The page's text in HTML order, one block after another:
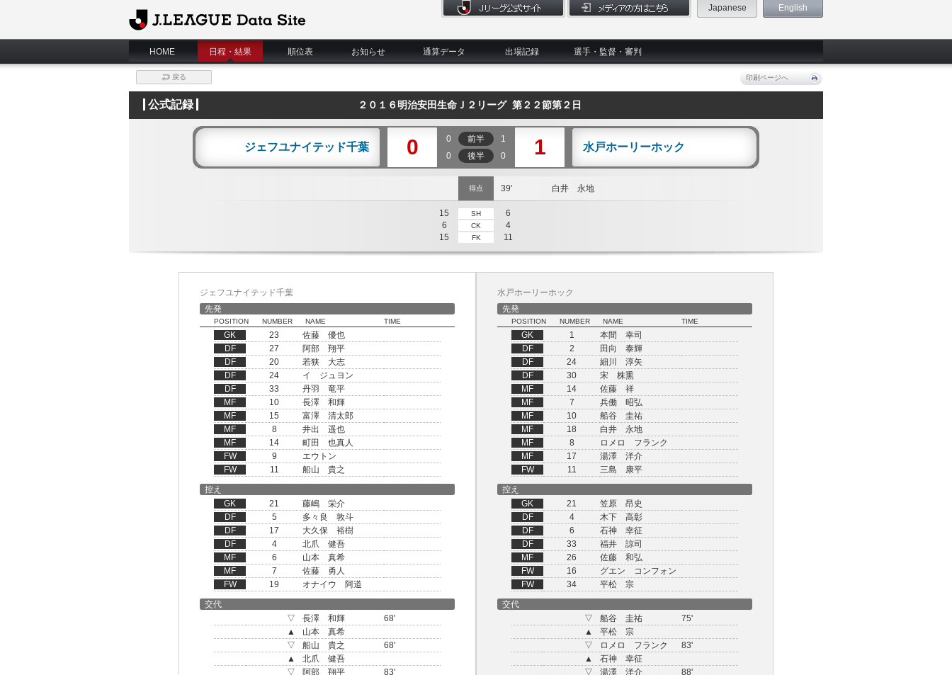
J.League Data Site
Japanese English
HOME 日程・結果 順位表 お知らせ 通算データ 出場記録 選手・監督・審判
戻る 印刷ページへ
公式記録 ２０１６明治安田生命Ｊ２リーグ 第２２節第２日
ジェフユナイテッド千葉 0 0 前半
1
0
後半 0 1 水戸ホーリーホック
得点 39' 白井 永地
15 SH
6
6
CK
4
15
FK 11
ジェフユナイテッド千葉
先発
POSITION NUMBER NAME TIME
GK 23
佐藤 優也
DF
27
阿部 翔平
DF
20
若狭 大志
DF
24
イ ジュヨン
DF
33
丹羽 竜平
MF
10
長澤 和輝
MF
15
富澤 清太郎
MF
8
井出 遥也
MF
14
町田 也真人
FW
9
エウトン
FW
11 船山 貴之
水戸ホーリーホック
先発
POSITION NUMBER NAME TIME
GK 1
本間 幸司
DF
2
田向 泰輝
DF
24
細川 淳矢
DF
30
宋 株熏
MF
14
佐藤 祥
MF
7
兵働 昭弘
MF
10
船谷 圭祐
MF
18
白井 永地
MF
8
ロメロ フランク
MF
17
湯澤 洋介
FW
11
三島 康平
控え
GK
21
藤嶋 栄介
DF
5
多々良 敦斗
DF
17
大久保 裕樹
DF
4
北爪 健吾
MF
6
山本 真希
MF
7
佐藤 勇人
FW
19 オナイウ 阿道
控え
GK
21
笠原 昂史
DF
4
木下 高彰
DF
6
石神 幸征
DF
33
福井 諒司
MF
26
佐藤 和弘
FW
16
グエン コンフォン
FW
34
平松 宗
交代
▽
長澤 和輝
68'
▲
山本 真希
▽
船山 貴之
68'
▲
北爪 健吾
▽
阿部 翔平
83'
交代
▽
船谷 圭祐
75'
▲
平松 宗
▽
ロメロ フランク
83'
▲
石神 幸征
▽
湯澤 洋介
88'